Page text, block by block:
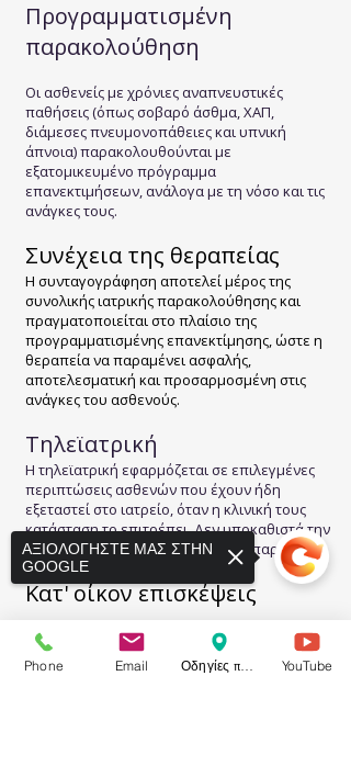
Προγραμματισμένη
παρακολούθηση
Οι ασθενείς με χρόνιες αναπνευστικές
παθήσεις (όπως σοβαρό άσθμα, ΧΑΠ,
διάμεσες πνευμονοπάθειες και υπνική
άπνοια) παρακολουθούνται με
εξατομικευμένο πρόγραμμα
επανεκτιμήσεων, ανάλογα με τη νόσο και τις
ανάγκες τους.
Συνέχεια της θεραπείας
Η συνταγογράφηση αποτελεί μέρος της
συνολικής ιατρικής παρακολούθησης και
πραγματοποιείται στο πλαίσιο της
προγραμματισμένης επανεκτίμησης, ώστε η
θεραπεία να παραμένει ασφαλής,
αποτελεσματική και προσαρμοσμένη στις
ανάγκες του ασθενούς.
Τηλεϊατρική
Η τηλεϊατρική εφαρμόζεται σε επιλεγμένες
περιπτώσεις ασθενών που έχουν ήδη
εξεταστεί στο ιατρείο, όταν η κλινική τους
κατάσταση το επιτρέπει. Δεν υποκαθιστά την
κλινική εξέταση όταν αυτή είναι απαραίτητη.
Κατ' οίκον επισκέψεις
όταν υπάρχει ιατρική ένδειξη ή αδυναμία
Phone Email Οδηγίες προς το ιατρείο YouTube
ΑΞΙΟΛΟΓΗΣΤΕ ΜΑΣ ΣΤΗΝ
GOOGLE